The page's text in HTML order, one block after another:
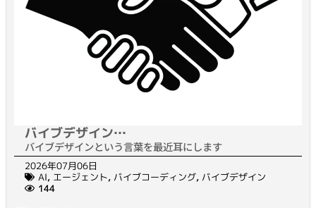
バイブデザイン…
バイブデザインという言葉を最近耳にします
2026年07月06日
AI, エージェント, バイブコーディング, バイブデザイン
144